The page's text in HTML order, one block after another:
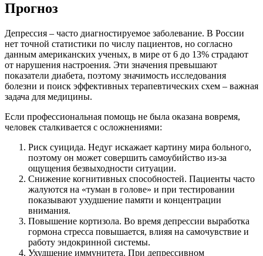
Прогноз
Депрессия – часто диагностируемое заболевание. В России
нет точной статистики по числу пациентов, но согласно
данным американских ученых, в мире от 6 до 13% страдают
от нарушения настроения. Эти значения превышают
показатели диабета, поэтому значимость исследования
болезни и поиск эффективных терапевтических схем – важная
задача для медицины.
Если профессиональная помощь не была оказана вовремя,
человек сталкивается с осложнениями:
Риск суицида. Недуг искажает картину мира больного,
поэтому он может совершить самоубийство из-за
ощущения безвыходности ситуации.
Снижение когнитивных способностей. Пациенты часто
жалуются на «туман в голове» и при тестировании
показывают ухудшение памяти и концентрации
внимания.
Повышение кортизола. Во время депрессии выработка
гормона стресса повышается, влияя на самочувствие и
работу эндокринной системы.
Ухудшение иммунитета. При депрессивном